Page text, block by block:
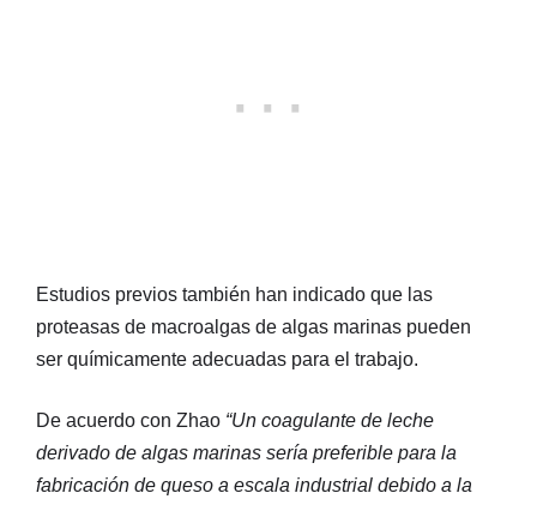
Estudios previos también han indicado que las
proteasas de macroalgas de algas marinas pueden
ser químicamente adecuadas para el trabajo.
De acuerdo con Zhao “Un coagulante de leche
derivado de algas marinas sería preferible para la
fabricación de queso a escala industrial debido a la